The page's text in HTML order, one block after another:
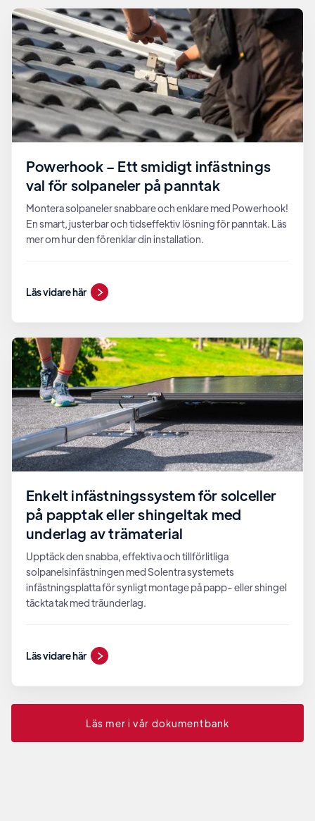
Powerhook – Ett smidigt infästnings
val för solpaneler på panntak
Montera solpaneler snabbare och enklare med Powerhook!
En smart, justerbar och tidseffektiv lösning för panntak. Läs
mer om hur den förenklar din installation.
Läs vidare här
Enkelt infästningssystem för solceller
på papptak eller shingeltak med
underlag av trämaterial
Upptäck den snabba, effektiva och tillförlitliga
solpanelsinfästningen med Solentra systemets
infästningsplatta för synligt montage på papp- eller shingel
täckta tak med träunderlag.
Läs vidare här
Läs mer i vår dokumentbank